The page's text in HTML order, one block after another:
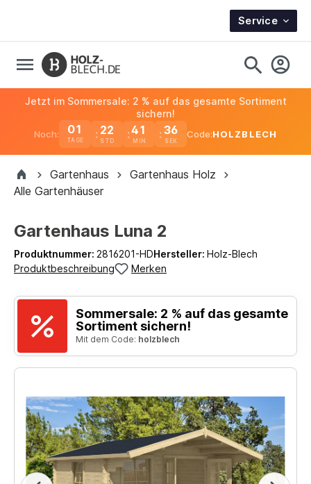
Service
Noch: 01
TAGE
22 41 36
Jetzt im Sommersale: 2 % auf das gesamte Sortiment
sichern!
Code:HOLZBLECH
Gartenhaus
Gartenhaus Holz
Alle Gartenhäuser
Gartenhaus Luna 2
Produktnummer: 2816201-HDHersteller: Holz-Blech
Produktbeschreibung
Merken
Sommersale: 2 % auf das gesamte
Sortiment sichern!
Mit dem Code: holzblech